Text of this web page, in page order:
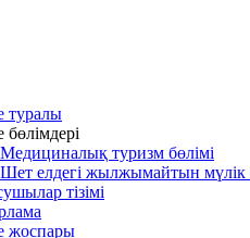
туралы
Медициналық туризм бөлімі
Шет елдегі жылжымайтын мүлік
тізімі
жоспары